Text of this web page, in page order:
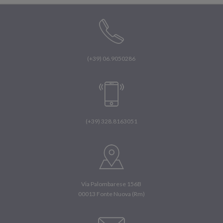
(+39) 06.9050286
(+39) 328.8163051
Via Palombarese 156B
00013 Fonte Nuova (Rm)